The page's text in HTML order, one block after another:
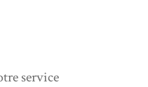
service